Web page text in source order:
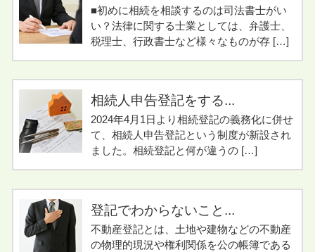
■初めに相続を相談するのは司法書士がい
い？法律に関する士業としては、弁護士、
税理士、行政書士など様々なものが存 […]
相続人申告登記をする...
2024年4月1日より相続登記の義務化に併せ
て、相続人申告登記という制度が新設され
ました。相続登記と何が違うの […]
登記でわからないこと...
不動産登記とは、土地や建物などの不動産
の物理的現況や権利関係を公の帳簿である